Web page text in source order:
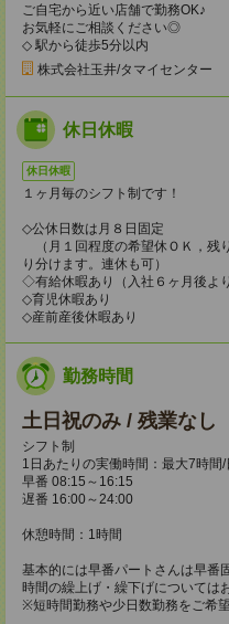
ご自宅から近い店舗で勤務OK♪
お気軽にご相談ください◎
◇ 駅から徒歩5分以内
株式会社玉井/タマイセンター
休日休暇
休日休暇
１ヶ月毎のシフト制です！
◇公休日数は月８日固定
（月１回程度の希望休ＯＫ，残
り分けます。連休も可）
◇有給休暇あり（入社６ヶ月後より
◇育児休暇あり
◇産前産後休暇あり
勤務時間
土日祝のみ / 残業なし
シフト制
1日あたりの実働時間：最大7時間/
早番 08:15～16:15
遅番 16:00～24:00
休憩時間：1時間
基本的には早番パートさんは早番
時間の繰上げ・繰下げについては
※短時間勤務や少日数勤務をご希